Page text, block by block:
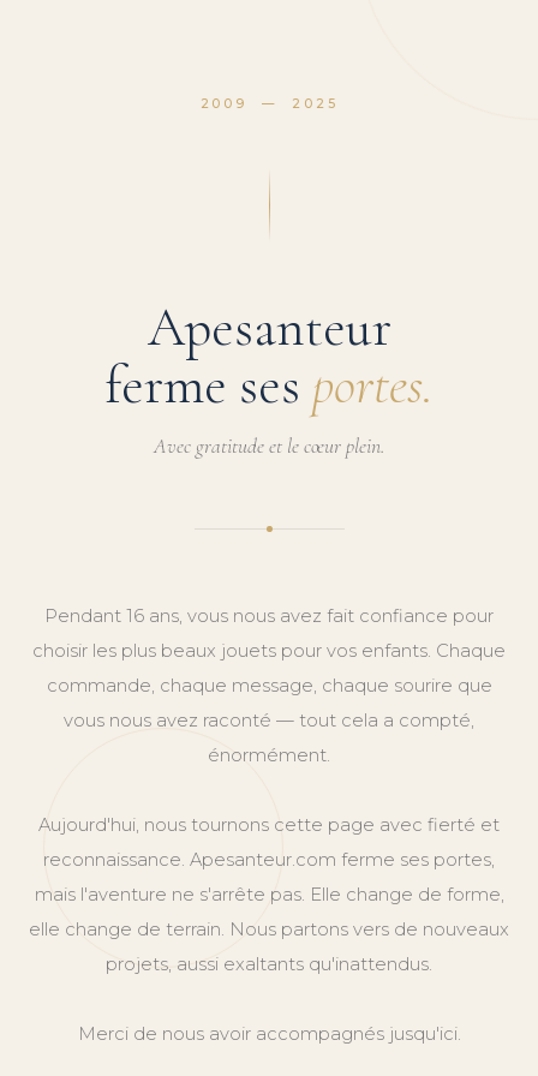
2009 — 2025
Apesanteur
ferme ses portes.
Avec gratitude et le cœur plein.
Pendant 16 ans, vous nous avez fait confiance pour
choisir les plus beaux jouets pour vos enfants. Chaque
commande, chaque message, chaque sourire que
vous nous avez raconté — tout cela a compté,
énormément.
Aujourd'hui, nous tournons cette page avec fierté et
reconnaissance. Apesanteur.com ferme ses portes,
mais l'aventure ne s'arrête pas. Elle change de forme,
elle change de terrain. Nous partons vers de nouveaux
projets, aussi exaltants qu'inattendus.
Merci de nous avoir accompagnés jusqu'ici.